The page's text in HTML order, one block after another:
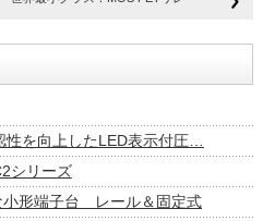
を向上したLED表示付圧…
シリーズ
端子台 レール＆固定式